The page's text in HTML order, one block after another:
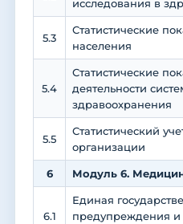
исследования в
5.3
Статистические
населения
5.4
Статистические
деятельности
здравоохранения
5.5
Статистический
организации
6 Модуль 6.
6.1
Единая
предупреждения